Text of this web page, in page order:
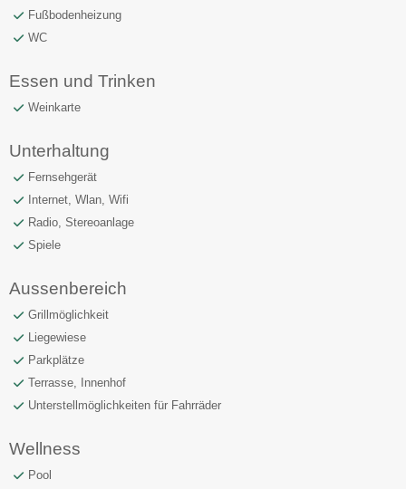
Fußbodenheizung
WC
Essen und Trinken
Weinkarte
Unterhaltung
Fernsehgerät
Internet, Wlan, Wifi
Radio, Stereoanlage
Spiele
Aussenbereich
Grillmöglichkeit
Liegewiese
Parkplätze
Terrasse, Innenhof
Unterstellmöglichkeiten für Fahrräder
Wellness
Pool